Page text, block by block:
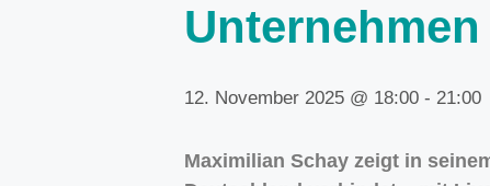
Unternehmen
12. November 2025 @ 18:00 - 21:00
Maximilian Schay zeigt in